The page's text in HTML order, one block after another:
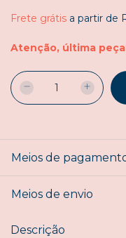
Frete grátis a partir de
Atenção, última
Meios de
Meios de envio
Descrição